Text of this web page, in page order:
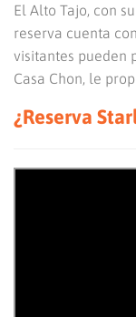
El Alto Tajo, con
reserva cuenta
visitantes pueden
Casa Chon, le
¿Reserva